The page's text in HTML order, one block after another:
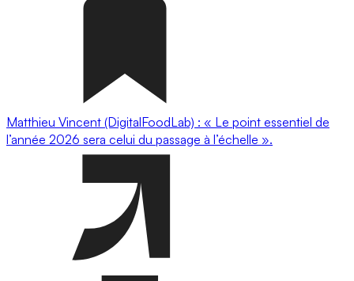
Matthieu Vincent (DigitalFoodLab) : « Le point essentiel de
l’année 2026 sera celui du passage à l’échelle ».